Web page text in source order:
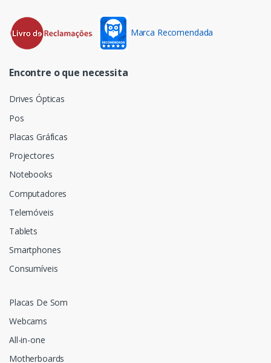
Marca Recomendada
Encontre o que necessita
Drives Ópticas
Pos
Placas Gráficas
Projectores
Notebooks
Computadores
Telemóveis
Tablets
Smartphones
Consumíveis
Placas De Som
Webcams
All-in-one
Motherboards